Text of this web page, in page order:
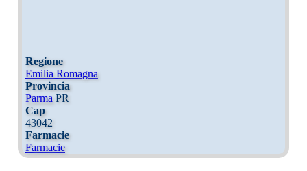
Regione
Emilia Romagna
Provincia
ParmaPR
Cap
43042
Farmacie
Farmacie